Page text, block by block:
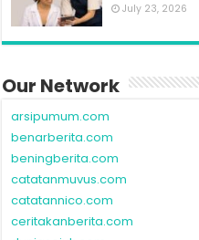
July 23, 2026
Our Network
arsipumum.com
benarberita.com
beningberita.com
catatanmuvus.com
catatannico.com
ceritakanberita.com